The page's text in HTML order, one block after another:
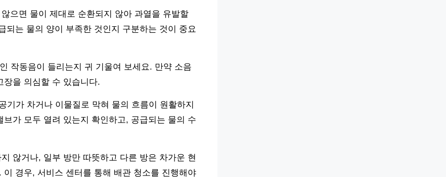
으면 물이 제대로 순환되지 않아 과열을 유발할
되는 물의 양이 부족한 것인지 구분하는 것이 중요
작동음이 들리는지 귀 기울여 보세요. 만약 소음
장을 의심할 수 있습니다.
기가 차거나 이물질로 막혀 물의 흐름이 원활하지
가 모두 열려 있는지 확인하고, 공급되는 물의 수
않거나, 일부 방만 따뜻하고 다른 방은 차가운 현
경우, 서비스 센터를 통해 배관 청소를 진행해야